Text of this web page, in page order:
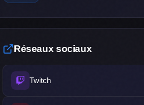
Réseaux sociaux
Twitch